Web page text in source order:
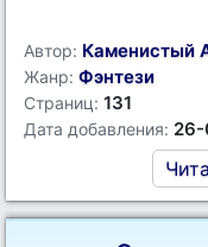
Автор: Каменистый
Жанр: Фэнтези
Страниц: 131
Дата добавления: